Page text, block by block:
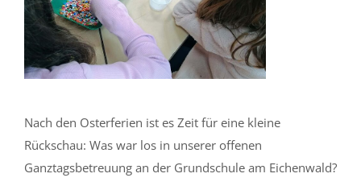
Nach den Osterferien ist es Zeit für eine kleine
Rückschau: Was war los in unserer offenen
Ganztagsbetreuung an der Grundschule am Eichenwald?